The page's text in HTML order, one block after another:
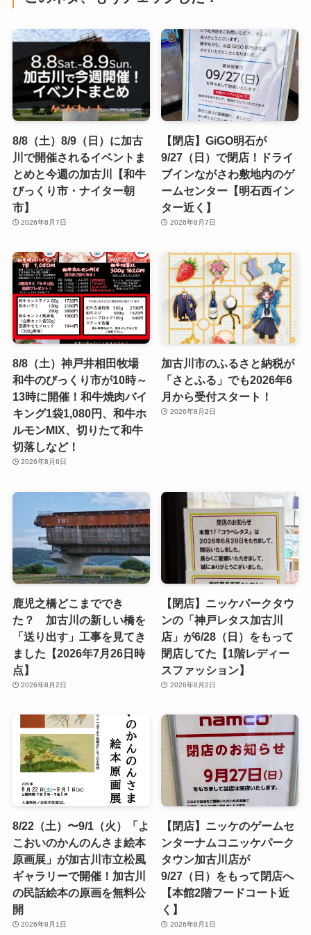
8/8（土）8/9（日）に加古
川で開催されるイベントま
とめと今週の加古川【和牛
びっくり市・ナイター朝
市】
2026年8月7日
【閉店】GiGO明石が
9/27（日）で閉店！ドライ
ブインながさわ敷地内のゲ
ームセンター【明石西イン
ター近く】
2026年8月7日
8/8（土）神戸井相田牧場
和牛のびっくり市が10時～
13時に開催！和牛焼肉バイ
キング1袋1,080円、和牛ホ
ルモンMIX、切りたて和牛
切落しなど！
2026年8月6日
加古川市のふるさと納税が
「さとふる」でも2026年6
月から受付スタート！
2026年8月2日
鹿児之橋どこまででき
た？ 加古川の新しい橋を
「送り出す」工事を見てき
ました【2026年7月26日時
点】
2026年8月2日
【閉店】ニッケパークタウ
ンの「神戸レタス加古川
店」が6/28（日）をもって
閉店してた【1階レディー
スファッション】
2026年8月2日
8/22（土）〜9/1（火）「よ
こおいのかんのんさま絵本
原画展」が加古川市立松風
ギャラリーで開催！加古川
の民話絵本の原画を無料公
開
2026年8月1日
【閉店】ニッケのゲームセ
ンターナムコニッケパーク
タウン加古川店が
9/27（日）をもって閉店へ
【本館2階フードコート近
く】
2026年8月1日